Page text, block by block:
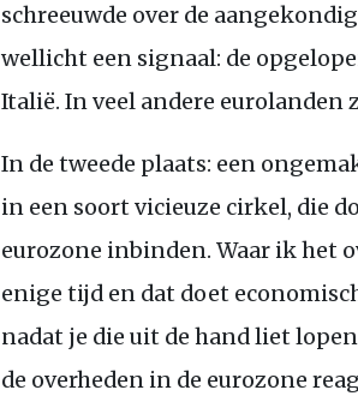
schreeuwde over de
wellicht een signaal: de
Italië. In veel andere eurolanden
In de tweede plaats: een
in een soort vicieuze cirkel, die
eurozone inbinden. Waar ik het
enige tijd en dat doet
nadat je die uit de hand liet
de overheden in de eurozone